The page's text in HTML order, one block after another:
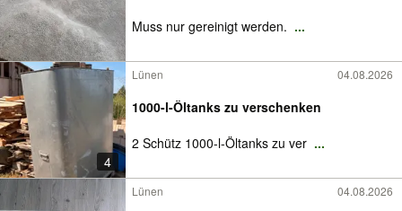
Muss nur gereinigt werden. ...
4
Lünen 04.08.2026
1000-l-Öltanks zu verschenken
2 Schütz 1000-l-Öltanks zu ver ...
Lünen 04.08.2026